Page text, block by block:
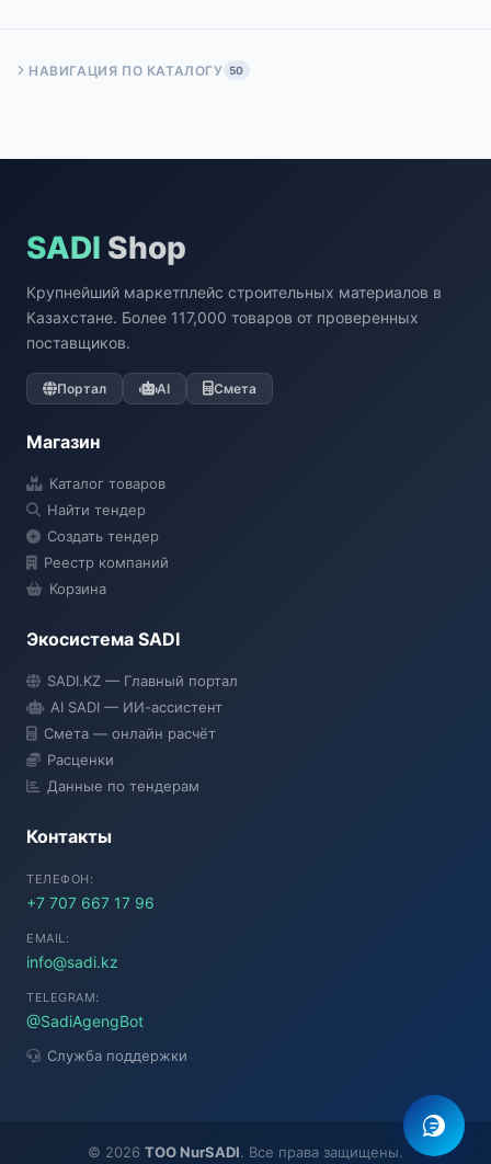
НАВИГАЦИЯ ПО КАТАЛОГУ 50
SADI Shop
Крупнейший маркетплейс строительных материалов в
Казахстане. Более 117,000 товаров от проверенных
поставщиков.
Портал AI Смета
Магазин
Каталог товаров
Найти тендер
Создать тендер
Реестр компаний
Корзина
Экосистема SADI
SADI.KZ — Главный портал
AI SADI — ИИ-ассистент
Смета — онлайн расчёт
Расценки
Данные по тендерам
Контакты
ТЕЛЕФОН:
+7 707 667 17 96
EMAIL:
info@sadi.kz
TELEGRAM:
@SadiAgengBot
Служба поддержки
© 2026 TOO NurSADI. Все права защищены.
● Подключение...